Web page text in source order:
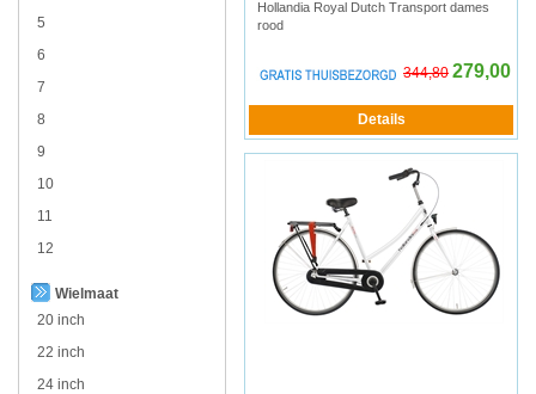
5
6
7
8
9
10
11
12
Wielmaat
20 inch
22 inch
24 inch
Hollandia Royal Dutch Transport dames
rood
344,80 279,00